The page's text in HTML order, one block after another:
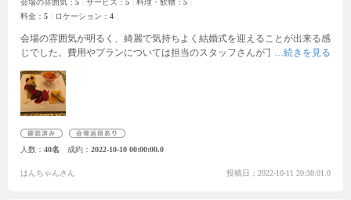
会場の雰囲気： 5 サービス： 5 料理・飲物： 5
料金： 5 ロケーション： 4
会場の雰囲気が明るく、綺麗で気持ちよく結婚式を迎えることが出来る感
じでした。費用やプランについては担当のスタッフさんが丁寧に詳しく教
楽しい結婚式にできるようにしてくれる方だと思っております。食事に関
しても、どの料理も盛りかたが綺麗で、見た目通り美味しく、満足でし
た。来てくれる方々に満足してもらえるような内容です。主役だけではな
す。送迎についてもバスが出るとのことなので、交通便も問題ないかと思
います。周りに人がたくさん集まるような場所もない為、結婚式に集中で
人数 40名 成約 2022-10-10 00:00:00.0
はんちゃんさん 投稿日：2022-10-11 20:38:01.0